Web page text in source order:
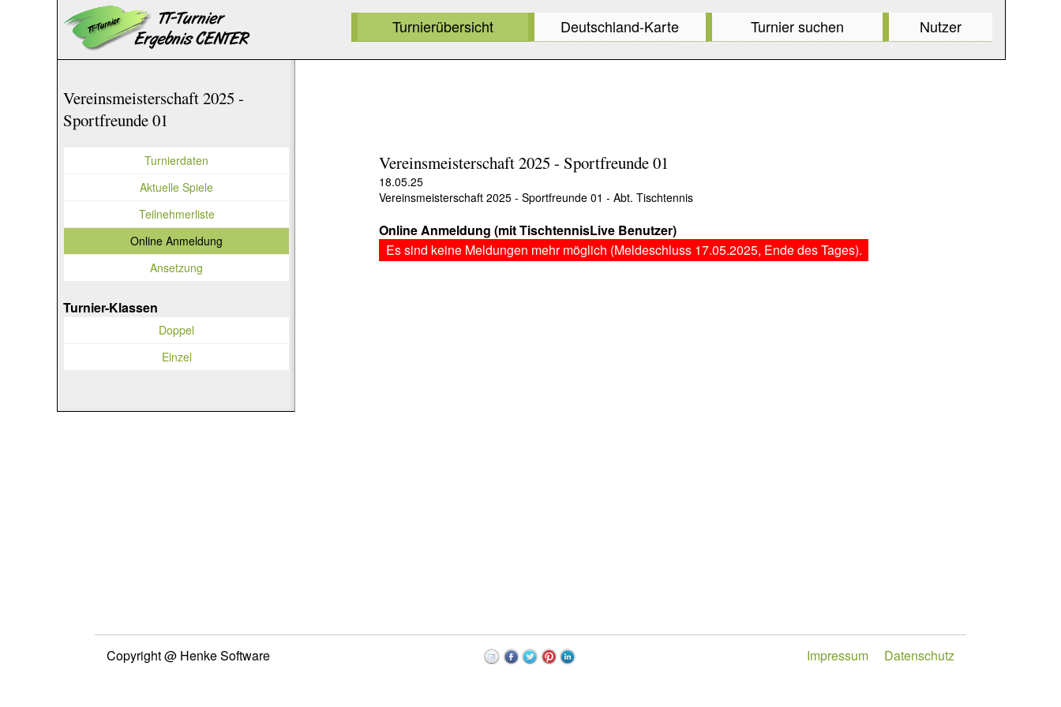
Turnierübersicht Deutschland-Karte Turnier suchen Nutzer
Vereinsmeisterschaft 2025 - Sportfreunde 01
18.05.25
Vereinsmeisterschaft 2025 - Sportfreunde 01 - Abt. Tischtennis
Online Anmeldung (mit TischtennisLive Benutzer)
Es sind keine Meldungen mehr möglich (Meldeschluss 17.05.2025, Ende des Tages).
Vereinsmeisterschaft 2025 -
Sportfreunde 01
Turnierdaten
Aktuelle Spiele
Teilnehmerliste
Online Anmeldung
Ansetzung
Turnier-Klassen
Doppel
Einzel
Copyright @ Henke Software Datenschutz
Impressum